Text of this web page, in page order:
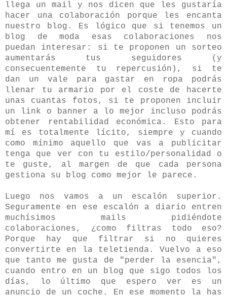
llega un mail y nos dicen que les gustaría
hacer una colaboración porque les encanta
nuestro blog. Es lógico que si tenemos un
blog de moda esas colaboraciones nos
puedan interesar: si te proponen un sorteo
aumentarás tus seguidores (y
consecuentemente tu repercusión), si te
dan un vale para gastar en ropa podrás
llenar tu armario por el coste de hacerte
unas cuantas fotos, si te proponen incluir
un link o banner a lo mejor incluso podrás
obtener rentabilidad económica. Esto para
mí es totalmente lícito, siempre y cuando
como mínimo aquello que vas a publicitar
tenga que ver con tu estilo/personalidad o
te guste, al margen de que cada persona
gestiona su blog como mejor le parece.
Luego nos vamos a un escalón superior.
Seguramente en ese escalón a diario entren
muchísimos mails pidiéndote
colaboraciones, ¿como filtras todo eso?
Porque hay que filtrar si no quieres
convertirte en la teletienda. Vuelvo a eso
que tanto me gusta de "perder la esencia",
cuando entro en un blog que sigo todos los
días, lo último que espero ver es un
anuncio de un coche. En ese momento la has